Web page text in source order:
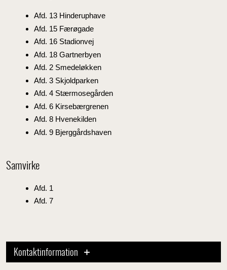
Afd. 13 Hinderuphave
Afd. 15 Færøgade
Afd. 16 Stadionvej
Afd. 18 Gartnerbyen
Afd. 2 Smedeløkken
Afd. 3 Skjoldparken
Afd. 4 Stærmosegården
Afd. 6 Kirsebærgrenen
Afd. 8 Hvenekilden
Afd. 9 Bjerggårdshaven
Samvirke
Afd. 1
Afd. 7
Kontaktinformation